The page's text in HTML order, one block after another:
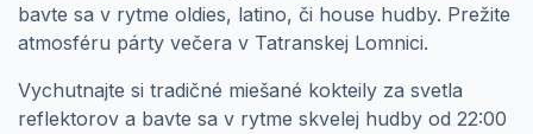
bavte sa v rytme oldies, latino, či house hudby. Prežite
atmosféru párty večera v Tatranskej Lomnici.
Vychutnajte si tradičné miešané kokteily za svetla
reflektorov a bavte sa v rytme skvelej hudby od 22:00